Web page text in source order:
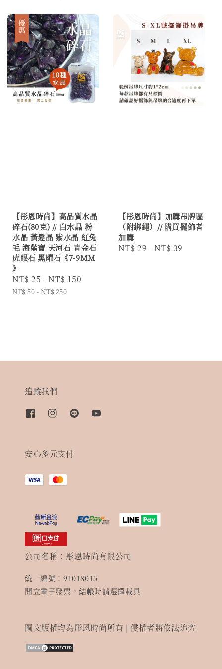
優惠
【彤恩時尚】高品質水晶
碎石(80克) // 白水晶 粉
水晶 黃髮晶 紫水晶 紅兔
毛 海藍寶 天河石 青金石
虎眼石 黑曜石《7-9MM
》
Sale
price
NT$ 25 -NT$ 150
NT$ 50-NT$ 250
【彤恩時尚】加購吊牌區
（附綁繩）// 購買擺飾者
加購
Regular
NT$ 29 -NT$ 39
追蹤我們
安心多元支付
公司名稱：彤恩時尚有限公司
統一編號：91018015
開立電子發票，結帳時請選擇載具
圖文版權均為彤恩時尚所有 | 侵權者將依法追究